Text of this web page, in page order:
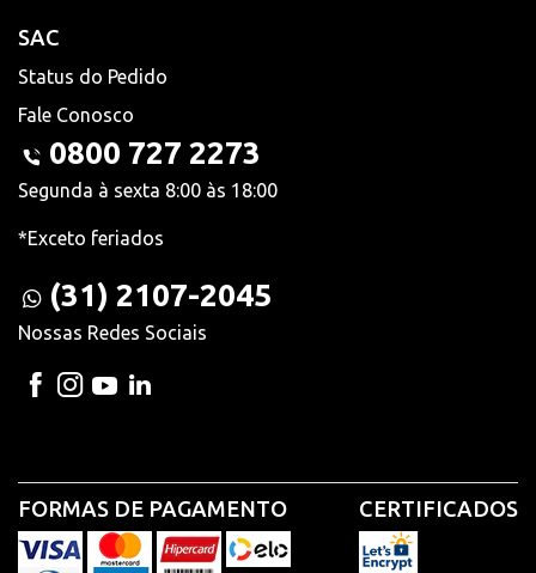
SAC
Status do Pedido
Fale Conosco
0800 727 2273
Segunda à sexta 8:00 às 18:00
*Exceto feriados
(31) 2107-2045
Nossas Redes Sociais
FORMAS DE PAGAMENTO CERTIFICADOS